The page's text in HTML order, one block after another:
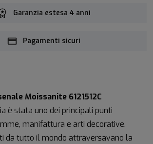
Garanzia estesa 4 anni
Pagamenti sicuri
Moissanite 6121512C
è stata uno dei principali punti
manifattura e arti decorative.
da tutto il mondo attraversavano la